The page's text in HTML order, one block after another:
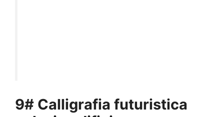
9# Calligrafia futuristica